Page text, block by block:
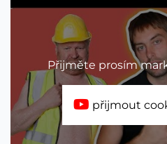
Přijměte prosím
přijmout